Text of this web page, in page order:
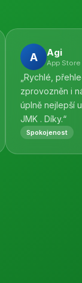
A Agi
App Store
„Rychlé,
zprovozněn i
úplně nejlepší
JMK . Díky.“
Spokojenost